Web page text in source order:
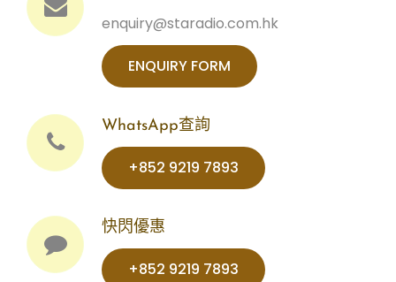
enquiry@staradio.com.hk
ENQUIRY FORM
WhatsApp查詢
+852 9219 7893‬‬‬‬‬
快閃優惠
+852 9219 7893‬‬‬‬‬